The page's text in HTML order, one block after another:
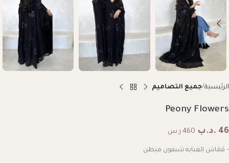
الرئيسية جميع التصاميم
Peony Flowers
46 .د.ب 460 ر.س
– قماش العبايه شيفون مبطن